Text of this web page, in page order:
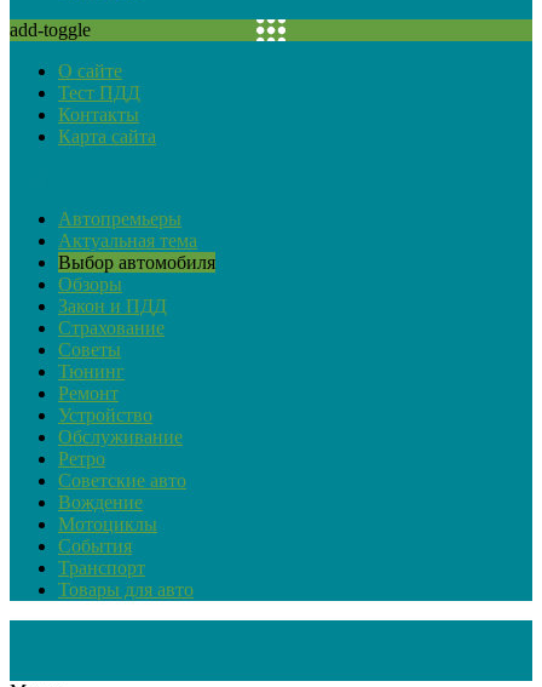
add-toggle
О сайте
Тест ПДД
Контакты
Карта сайта
Автопремьеры
Актуальная тема
Выбор автомобиля
Обзоры
Закон и ПДД
Страхование
Советы
Тюнинг
Ремонт
Устройство
Обслуживание
Ретро
Советские авто
Вождение
Мотоциклы
События
Транспорт
Товары для авто